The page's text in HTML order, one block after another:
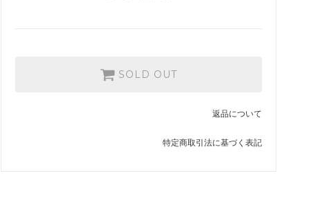
SOLD OUT
返品について
特定商取引法に基づく表記